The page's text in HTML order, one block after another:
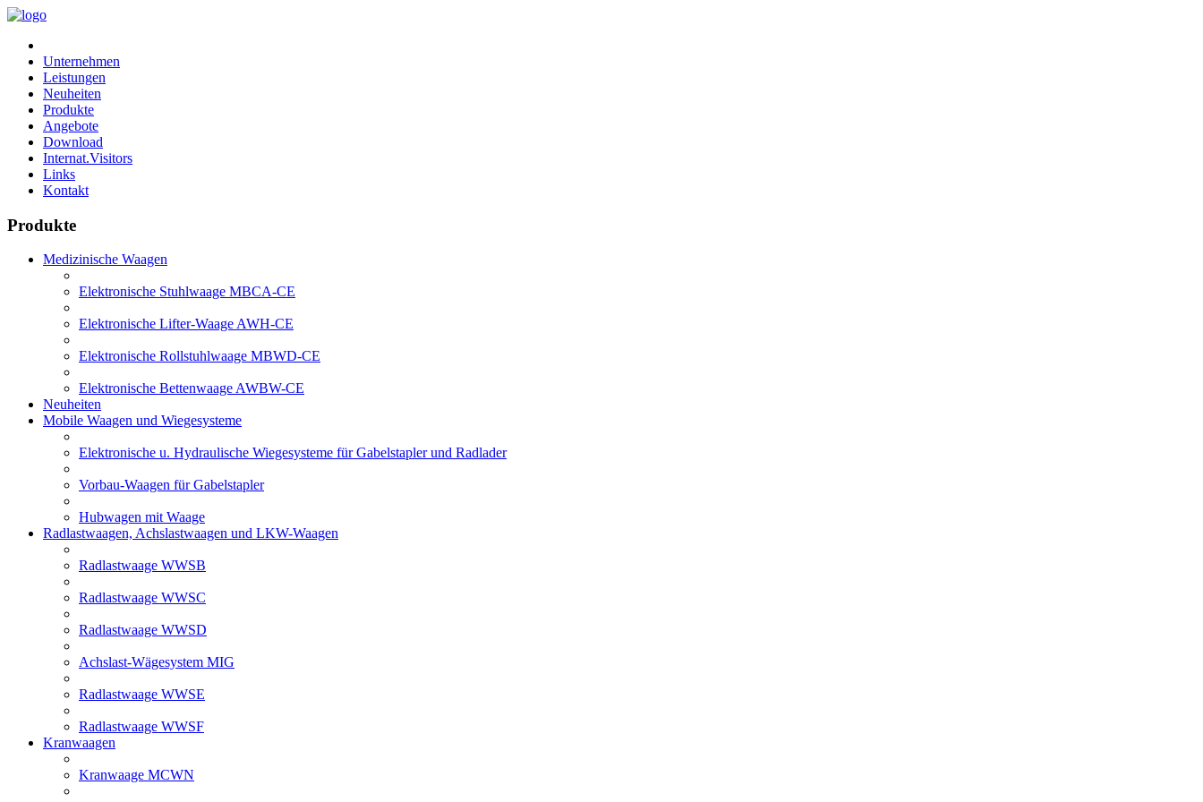
Unternehmen
Leistungen
Neuheiten
Produkte
Angebote
Download
Internat.Visitors
Links
Kontakt
Produkte
Medizinische Waagen
Elektronische Stuhlwaage MBCA-CE
Elektronische Lifter-Waage AWH-CE
Elektronische Rollstuhlwaage MBWD-CE
Elektronische Bettenwaage AWBW-CE
Neuheiten
Mobile Waagen und Wiegesysteme
Elektronische u. Hydraulische Wiegesysteme für Gabelstapler und Radlader
Vorbau-Waagen für Gabelstapler
Hubwagen mit Waage
Radlastwaagen, Achslastwaagen und LKW-Waagen
Radlastwaage WWSB
Radlastwaage WWSC
Radlastwaage WWSD
Achslast-Wägesystem MIG
Radlastwaage WWSE
Radlastwaage WWSF
Kranwaagen
Kranwaage MCWN